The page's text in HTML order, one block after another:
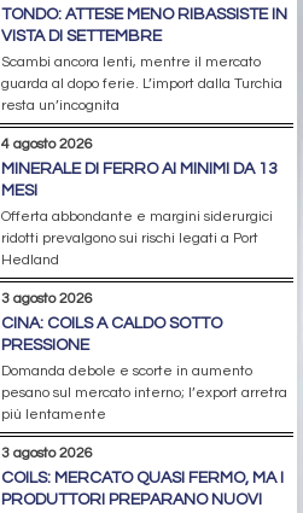
TONDO: ATTESE MENO RIBASSISTE IN
VISTA DI SETTEMBRE
Scambi ancora lenti, mentre il mercato
guarda al dopo ferie. L’import dalla Turchia
resta un’incognita
4 agosto 2026
MINERALE DI FERRO AI MINIMI DA 13
MESI
Offerta abbondante e margini siderurgici
ridotti prevalgono sui rischi legati a Port
Hedland
3 agosto 2026
CINA: COILS A CALDO SOTTO
PRESSIONE
Domanda debole e scorte in aumento
pesano sul mercato interno; l’export arretra
più lentamente
3 agosto 2026
COILS: MERCATO QUASI FERMO, MA I
PRODUTTORI PREPARANO NUOVI